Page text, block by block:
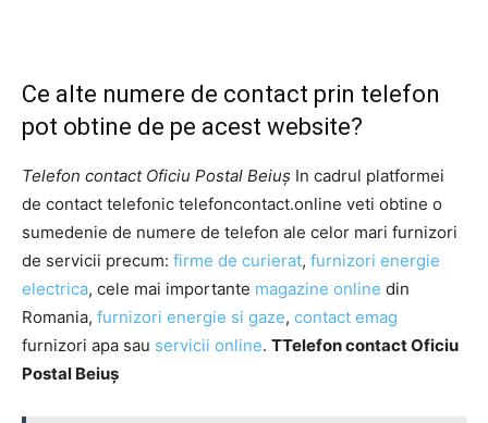
Ce alte numere de contact prin telefon
pot obtine de pe acest website?
Telefon contact Oficiu Postal Beiuş In cadrul platformei
de contact telefonic telefoncontact.online veti obtine o
sumedenie de numere de telefon ale celor mari furnizori
de servicii precum: firme de curierat, furnizori energie
electrica, cele mai importante magazine online din
Romania, furnizori energie si gaze, contact emag
furnizori apa sau servicii online. TTelefon contact Oficiu
Postal Beiuş